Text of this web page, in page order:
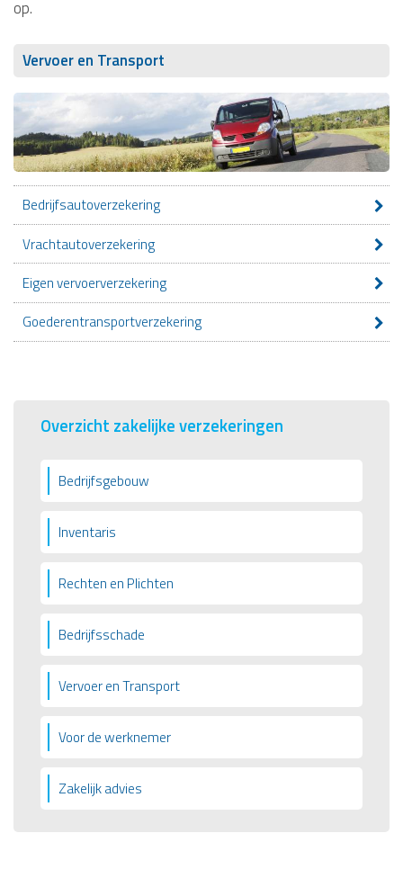
op.
Vervoer en Transport
Bedrijfsautoverzekering
Vrachtautoverzekering
Eigen vervoerverzekering
Goederentransportverzekering
Overzicht zakelijke verzekeringen
Bedrijfsgebouw
Inventaris
Rechten en Plichten
Bedrijfsschade
Vervoer en Transport
Voor de werknemer
Zakelijk advies